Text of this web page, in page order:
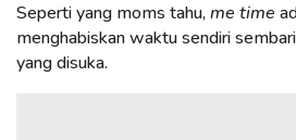
Seperti yang moms tahu,me time
menghabiskan waktu sendiri
yang disuka.